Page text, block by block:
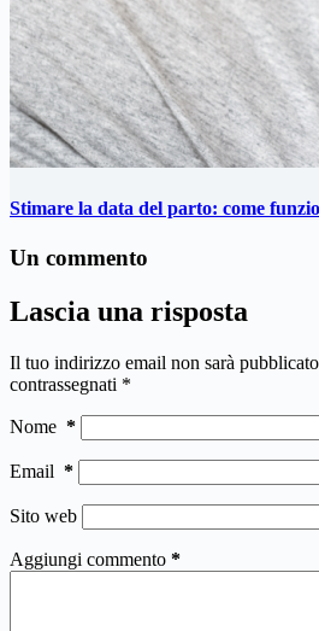
Stimare la data del parto: come
Un commento
Lascia una risposta
Il tuo indirizzo email non sarà
contrassegnati *
Nome *
Email *
Sito web
Aggiungi commento *